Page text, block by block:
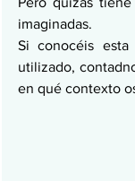
imaginadas.
Si conocéis
utilizado,
en qué contexto